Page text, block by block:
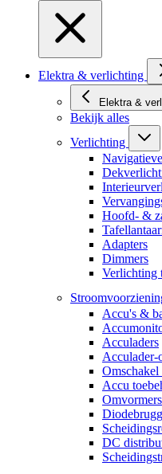
Elektra & verlichting
Elektra &
Bekijk alles
Verlichting
Hoofd- &
Adapters
Dimmers
Verlichting
Accu's &
Acculaders
Acculader-
Omschakel
Accu
Omvormers
DC